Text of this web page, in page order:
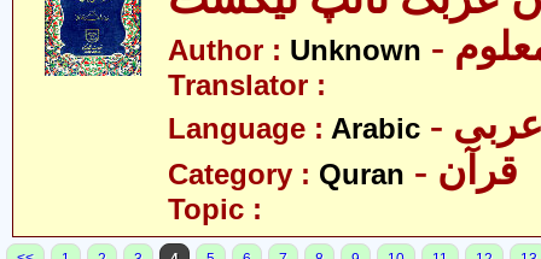
Author : Unknown
Translator :
Language : Arabic عربی
Category : Quran - قرآن
Topic :